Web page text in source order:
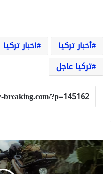
أخبار تركيا اخبار تركيا
تركيا عاجل
تكشف
Gogoro
عن